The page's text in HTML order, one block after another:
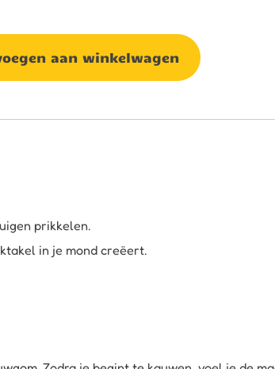
aan winkelwagen
prikkelen.
in je mond creëert.